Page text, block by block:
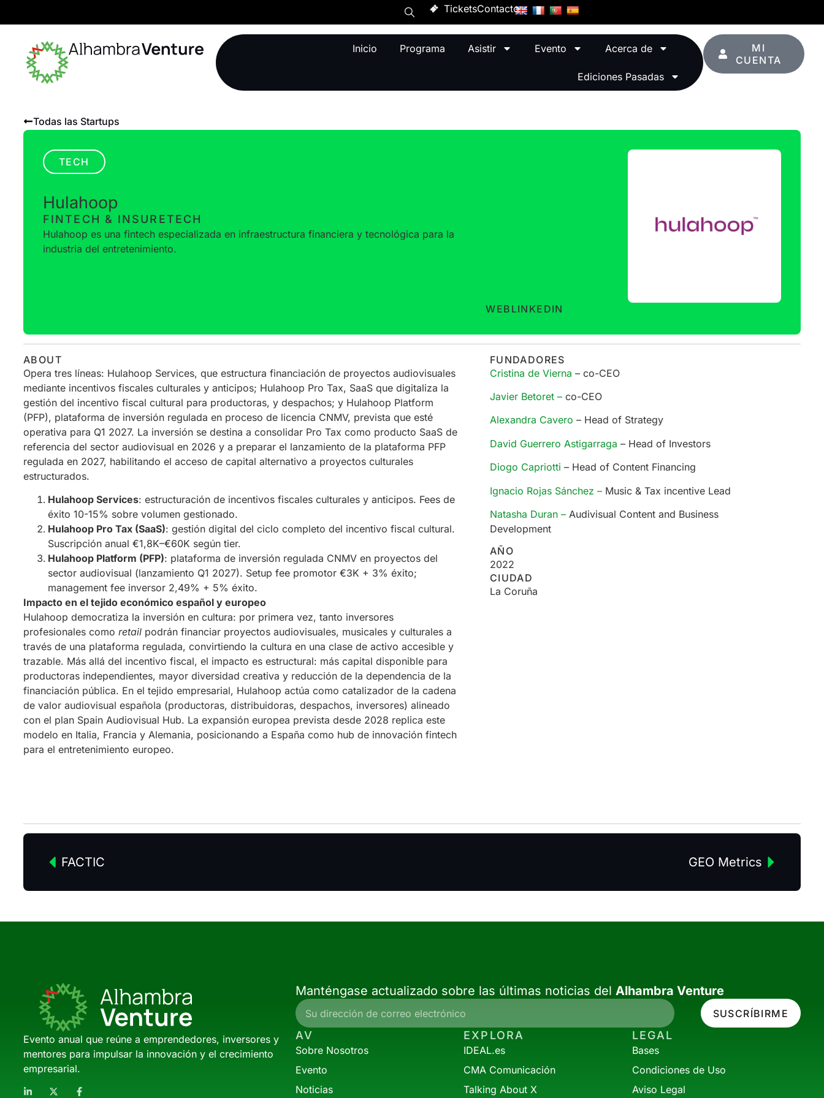
TicketsContacto
Inicio Programa Asistir Evento Acerca de
Ediciones Pasadas
MI
CUENTA
Todas las Startups
TECH
Hulahoop
FINTECH & INSURETECH
Hulahoop es una fintech especializada en infraestructura financiera y tecnológica para la
industria del entretenimiento.
WEB LINKEDIN
ABOUT
Opera tres líneas: Hulahoop Services, que estructura financiación de proyectos audiovisuales
mediante incentivos fiscales culturales y anticipos; Hulahoop Pro Tax, SaaS que digitaliza la
gestión del incentivo fiscal cultural para productoras, y despachos; y Hulahoop Platform
(PFP), plataforma de inversión regulada en proceso de licencia CNMV, prevista que esté
operativa para Q1 2027. La inversión se destina a consolidar Pro Tax como producto SaaS de
referencia del sector audiovisual en 2026 y a preparar el lanzamiento de la plataforma PFP
regulada en 2027, habilitando el acceso de capital alternativo a proyectos culturales
estructurados.
Hulahoop Services: estructuración de incentivos fiscales culturales y anticipos. Fees de
éxito 10-15% sobre volumen gestionado.
Hulahoop Pro Tax (SaaS): gestión digital del ciclo completo del incentivo fiscal cultural.
Suscripción anual €1,8K–€60K según tier.
Hulahoop Platform (PFP): plataforma de inversión regulada CNMV en proyectos del
sector audiovisual (lanzamiento Q1 2027). Setup fee promotor €3K + 3% éxito;
management fee inversor 2,49% + 5% éxito.
Impacto en el tejido económico español y europeo
Hulahoop democratiza la inversión en cultura: por primera vez, tanto inversores
profesionales como retail podrán financiar proyectos audiovisuales, musicales y culturales a
través de una plataforma regulada, convirtiendo la cultura en una clase de activo accesible y
trazable. Más allá del incentivo fiscal, el impacto es estructural: más capital disponible para
productoras independientes, mayor diversidad creativa y reducción de la dependencia de la
financiación pública. En el tejido empresarial, Hulahoop actúa como catalizador de la cadena
de valor audiovisual española (productoras, distribuidoras, despachos, inversores) alineado
con el plan Spain Audiovisual Hub. La expansión europea prevista desde 2028 replica este
modelo en Italia, Francia y Alemania, posicionando a España como hub de innovación fintech
para el entretenimiento europeo.
FUNDADORES
Cristina de Vierna – co-CEO
Javier Betoret – co-CEO
Alexandra Cavero – Head of Strategy
David Guerrero Astigarraga – Head of Investors
Diogo Capriotti – Head of Content Financing
Ignacio Rojas Sánchez – Music & Tax incentive Lead
Natasha Duran – Audivisual Content and Business
Development
AÑO
2022
CIUDAD
La Coruña
FACTIC GEO Metrics
Evento anual que reúne a emprendedores, inversores y
mentores para impulsar la innovación y el crecimiento
empresarial.
Manténgase actualizado sobre las últimas noticias del Alhambra Venture
SUSCRÍBIRME
AV
Sobre Nosotros
Evento
Noticias
EXPLORA
IDEAL.es
CMA Comunicación
Talking About X
LEGAL
Bases
Condiciones de Uso
Aviso Legal